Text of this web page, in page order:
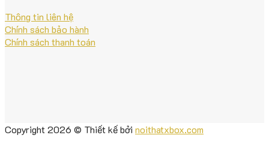
Thông tin liên hệ
Chính sách bảo hành
Chính sách thanh toán
Copyright 2026 © Thiết kế bởi noithatxbox.com